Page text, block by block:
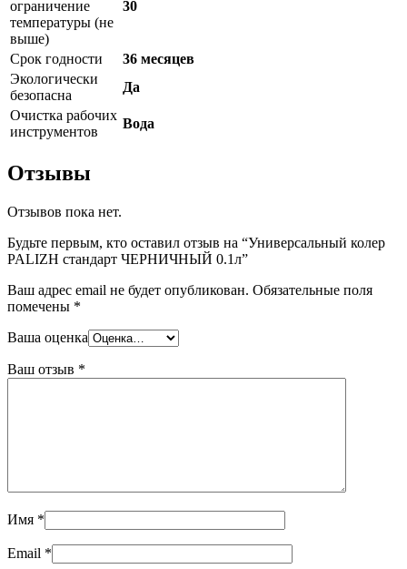
ограничение
температуры (не
выше)
30
Срок годности
36 месяцев
Экологически
безопасна
Да
Очистка рабочих
инструментов
Вода
Отзывы
Отзывов пока нет.
Будьте первым, кто оставил отзыв на “Универсальный колер
PALIZH стандарт ЧЕРНИЧНЫЙ 0.1л”
Ваш адрес email не будет опубликован. Обязательные поля
помечены *
Ваша оценка
Ваш отзыв *
Имя *
Email *